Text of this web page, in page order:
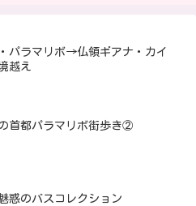
パラマリボ→仏領ギアナ・カイ
越え
首都パラマリボ街歩き②
惑のバスコレクション